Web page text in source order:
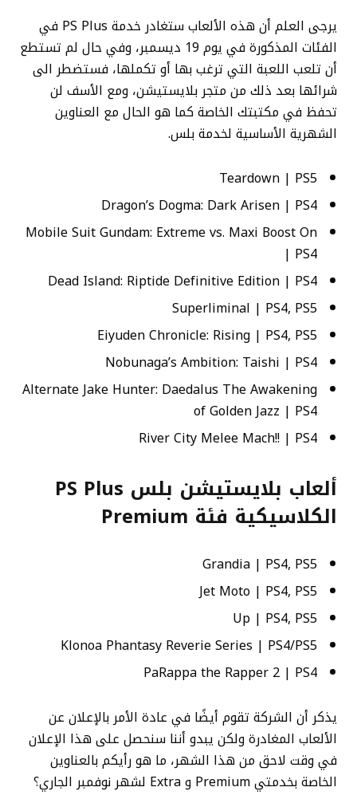
يرجى العلم أن هذه الألعاب ستغادر خدمة PS Plus في
الفئات المذكورة في يوم 19 ديسمبر، وفي حال لم تستطع
أن تلعب اللعبة التي ترغب بها أو تكملها، فستضطر الى
شرائها بعد ذلك من متجر بلايستيشن، ومع الأسف لن
تحفظ في مكتبتك الخاصة كما هو الحال مع العناوين
الشهرية الأساسية لخدمة بلس.
Teardown | PS5
Dragon’s Dogma: Dark Arisen | PS4
Mobile Suit Gundam: Extreme vs. Maxi Boost On
| PS4
Dead Island: Riptide Definitive Edition | PS4
Superliminal | PS4, PS5
Eiyuden Chronicle: Rising | PS4, PS5
Nobunaga’s Ambition: Taishi | PS4
Alternate Jake Hunter: Daedalus The Awakening
of Golden Jazz | PS4
River City Melee Mach!! | PS4
ألعاب بلايستيشن بلس PS Plus
الكلاسيكية فئة Premium
Grandia | PS4, PS5
Jet Moto | PS4, PS5
Up | PS4, PS5
Klonoa Phantasy Reverie Series | PS4/PS5
PaRappa the Rapper 2 | PS4
يذكر أن الشركة تقوم أيضًا في عادة الأمر بالإعلان عن
الألعاب المغادرة ولكن يبدو أننا سنحصل على هذا الإعلان
في وقت لاحق من هذا الشهر، ما هو رأيكم بالعناوين
الخاصة بخدمتي Premium و Extra لشهر نوفمبر الجاري؟